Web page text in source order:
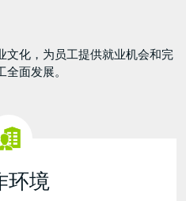
文化，为员工提供就业机会和完
面发展。
环境